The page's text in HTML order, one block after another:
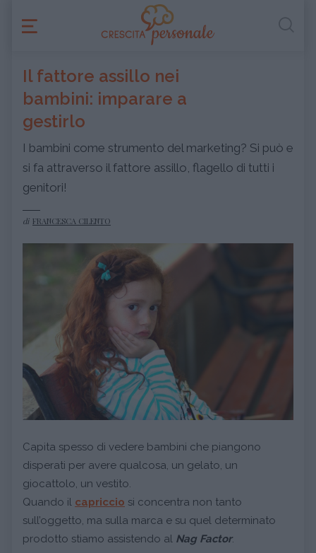
Il fattore assillo nei
bambini: imparare a
gestirlo
I bambini come strumento del marketing? Si può e
si fa attraverso il fattore assillo, flagello di tutti i
genitori!
di FRANCESCA CILENTO
Capita spesso di vedere bambini che piangono
disperati per avere qualcosa, un gelato, un
giocattolo, un vestito.
Quando il capriccio si concentra non tanto
sull’oggetto, ma sulla marca e su quel determinato
prodotto stiamo assistendo al Nag Factor.